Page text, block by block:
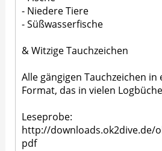
- Niedere Tiere
- Süßwasserfische
& Witzige Tauchzeichen
Alle gängigen Tauchzeichen
Format, das in vielen
Leseprobe:
http://downloads.ok2dive.de/
pdf